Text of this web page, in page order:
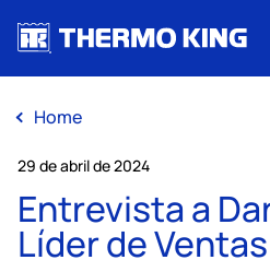
Home
29 de abril de 2024
Entrevista a
Líder de